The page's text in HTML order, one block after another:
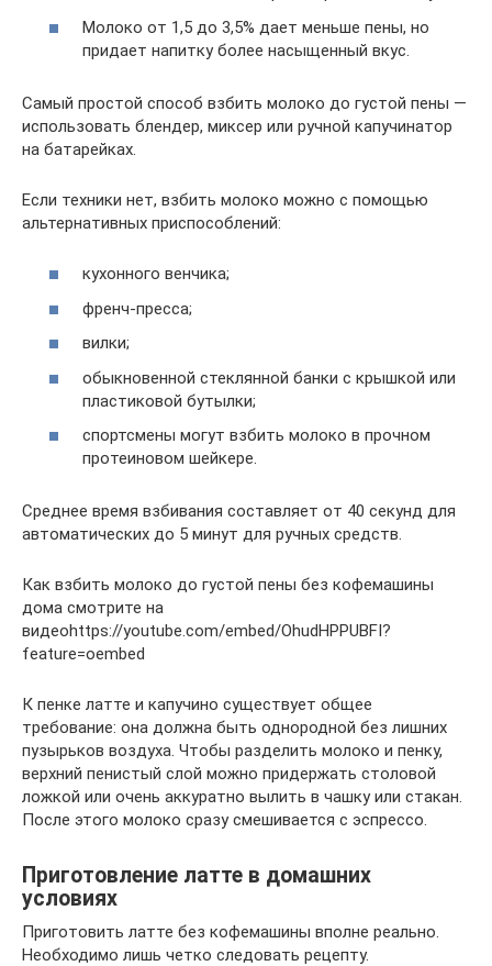
Молоко от 1,5 до 3,5% дает меньше пены, но
придает напитку более насыщенный вкус.
Самый простой способ взбить молоко до густой пены —
использовать блендер, миксер или ручной капучинатор
на батарейках.
Если техники нет, взбить молоко можно с помощью
альтернативных приспособлений:
кухонного венчика;
френч-пресса;
вилки;
обыкновенной стеклянной банки с крышкой или
пластиковой бутылки;
спортсмены могут взбить молоко в прочном
протеиновом шейкере.
Среднее время взбивания составляет от 40 секунд для
автоматических до 5 минут для ручных средств.
Как взбить молоко до густой пены без кофемашины
дома смотрите на
видеоhttps://youtube.com/embed/OhudHPPUBFI?
feature=oembed
К пенке латте и капучино существует общее
требование: она должна быть однородной без лишних
пузырьков воздуха. Чтобы разделить молоко и пенку,
верхний пенистый слой можно придержать столовой
ложкой или очень аккуратно вылить в чашку или стакан.
После этого молоко сразу смешивается с эспрессо.
Приготовление латте в домашних
условиях
Приготовить латте без кофемашины вполне реально.
Необходимо лишь четко следовать рецепту.